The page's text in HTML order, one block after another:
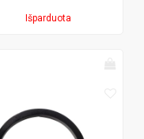
Išparduota